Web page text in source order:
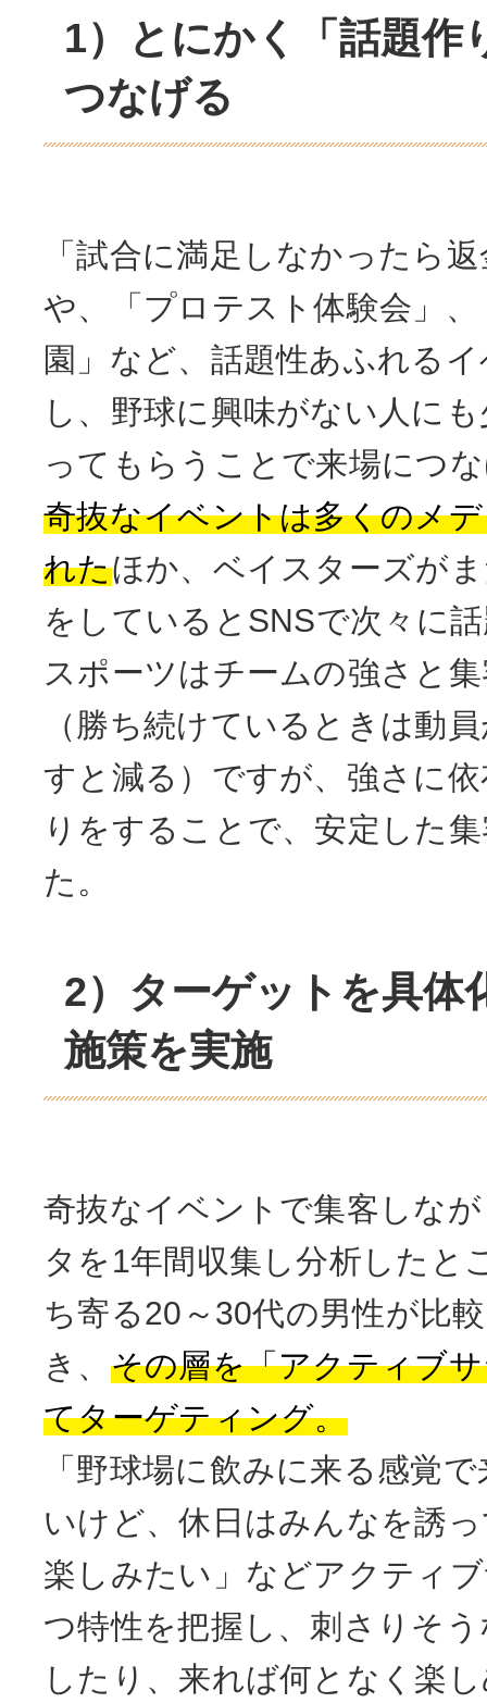
1）とにかく「話題作
つなげる
「試合に満足しなかったら
や、「プロテスト体験会」
園」など、話題性あふれる
し、野球に興味がない人に
ってもらうことで来場につ
奇抜なイベントは多くのメ
れたほか、ベイスターズが
をしているとSNSで次々に
スポーツはチームの強さと
（勝ち続けているときは動
すと減る）ですが、強さに
りをすることで、安定した
た。
2）ターゲットを具体
施策を実施
奇抜なイベントで集客しな
タを1年間収集し分析したと
ち寄る20～30代の男性が比
き、 その層を「アクティブ
てターゲティング。
「野球場に飲みに来る感覚
いけど、休日はみんなを誘
楽しみたい」などアクティ
つ特性を把握し、刺さりそ
したり、来れば何となく楽